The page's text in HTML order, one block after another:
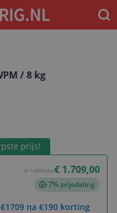
/ 8 kg
prijs!
€ 1.899,00€ 1.709,00
-7% prijsdaling
na €190 korting